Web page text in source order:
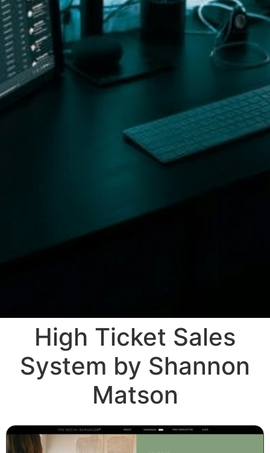
High Ticket Sales
System by Shannon
Matson